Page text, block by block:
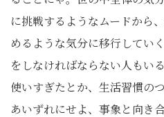
に挑戦するようなムードから
めるような気分に移行してい
をしなければならない人もい
使いすぎたとか、生活習慣の
あいずれにせよ、事象と向き